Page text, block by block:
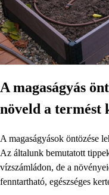
A magaságyás
növeld a termést
A magaságyások öntözése
Az általunk bemutatott
vízszámládon, de a
fenntartható, egészséges